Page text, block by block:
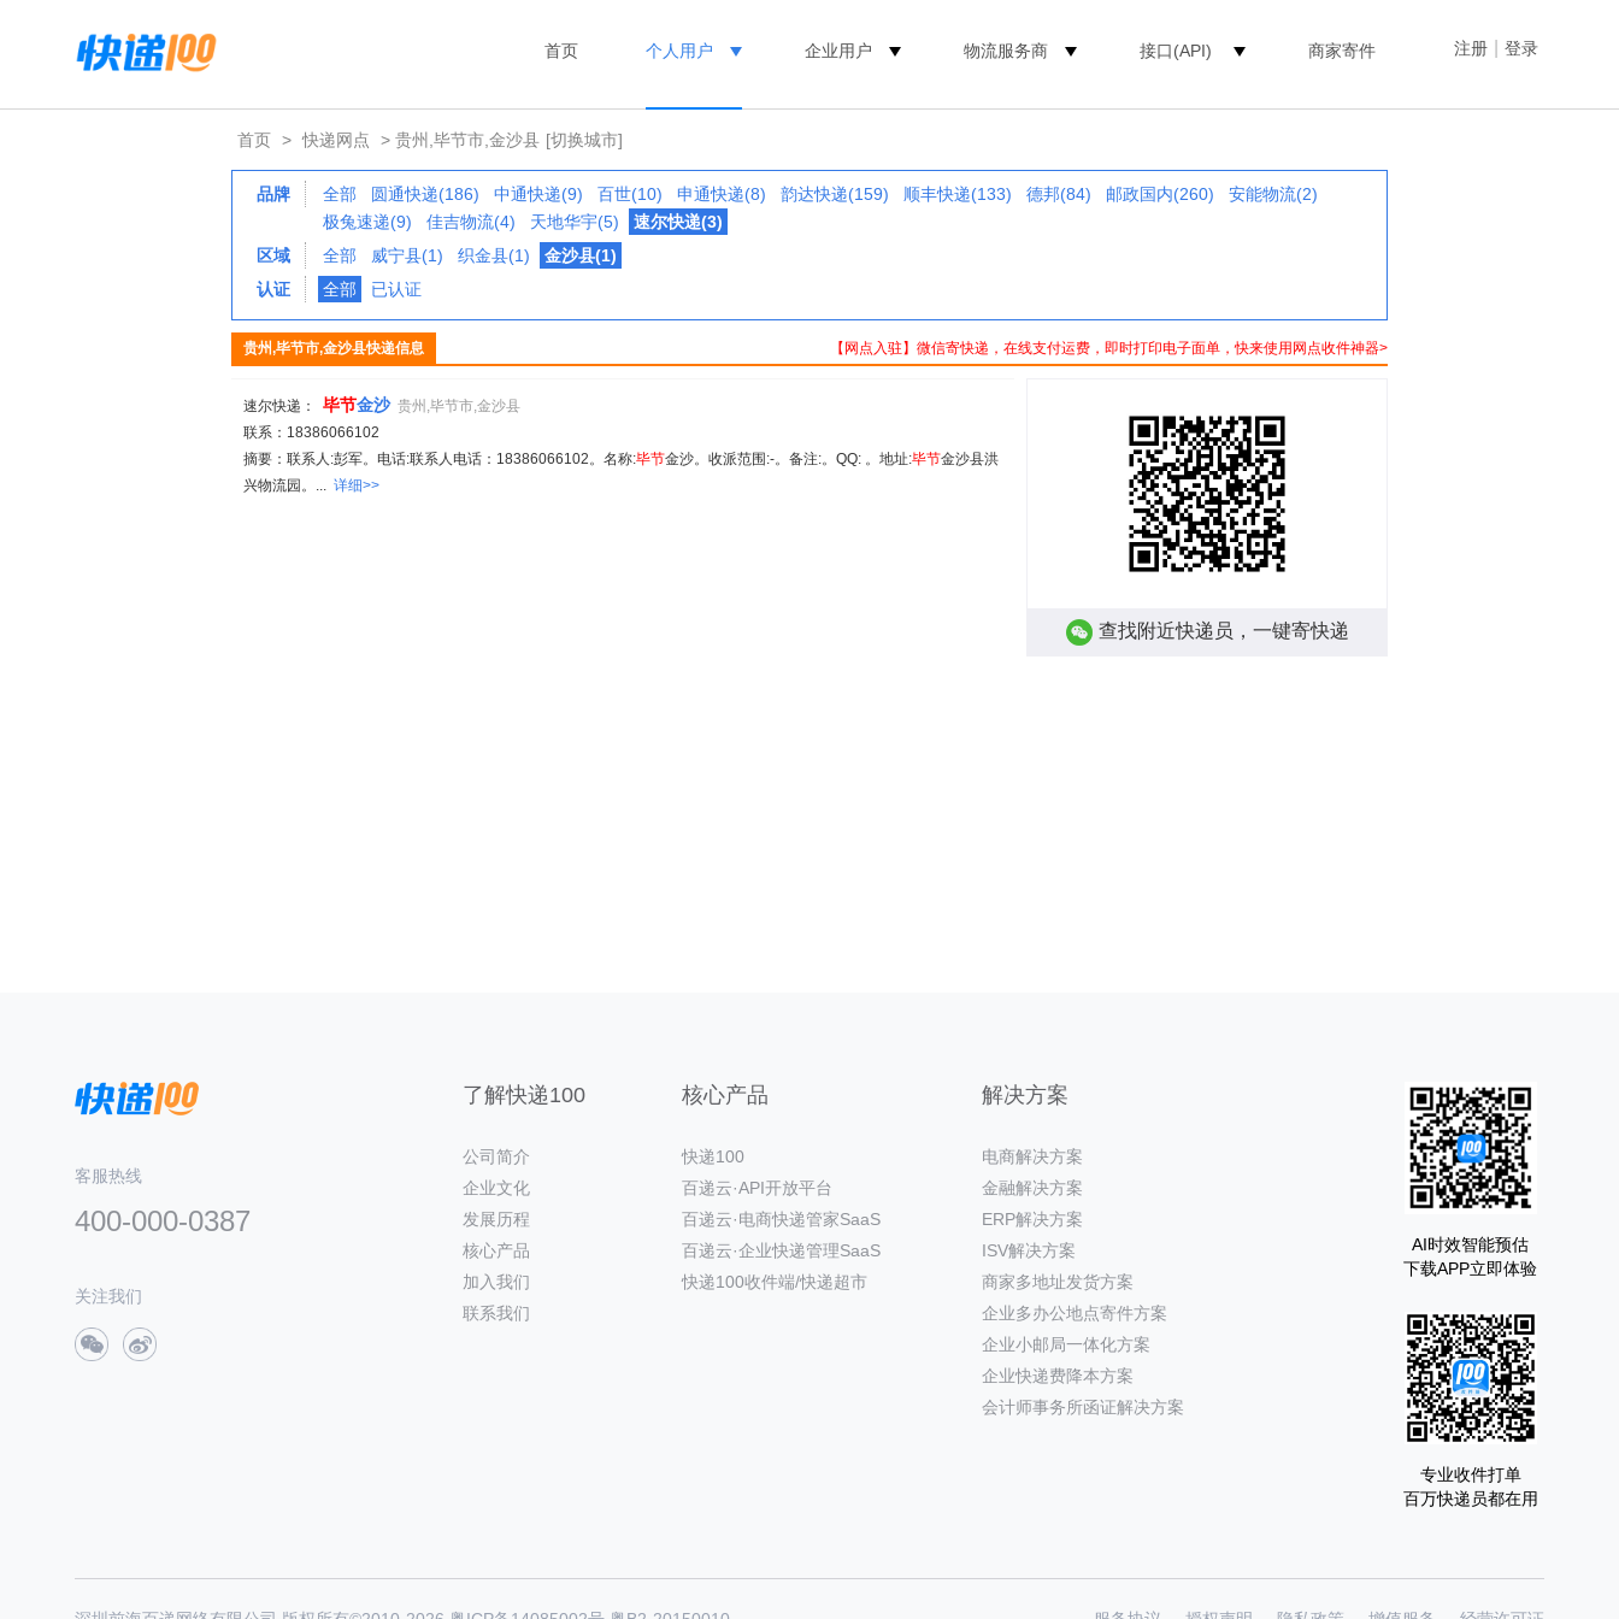
注册 登录
首页 个人用户 企业用户 物流服务商 接口(API) 商家寄件
首页 > 快递网点 > 贵州,毕节市,金沙县 [切换城市]
品牌 全部 圆通快递(186) 中通快递(9) 百世(10) 申通快递(8) 韵达快递(159) 顺丰快递(133) 德邦(84) 邮政国内(260)
安能物流(2)
极兔速递(9)
佳吉物流(4) 天地华宇(5)
速尔快递(3)
区域
全部 威宁县(1) 织金县(1)
金沙县(1)
认证
全部 已认证
【网点入驻】微信寄快递，在线支付运费，即时打印电子面单，快来使用网点收件神器>
贵州,毕节市,金沙县快递信息
速尔快递： 毕节金沙 贵州,毕节市,金沙县
联系：18386066102
摘要：联系人:彭军。电话:联系人电话：18386066102。名称:毕节金沙。收派范围:-。备注:。QQ: 。地址:毕节金沙县洪
兴物流园。... 详细>>
查找附近快递员，一键寄快递
客服热线
400-000-0387
关注我们
了解快递100
公司简介
企业文化
发展历程
核心产品
加入我们
联系我们
核心产品
快递100
百递云·API开放平台
百递云·电商快递管家SaaS
百递云·企业快递管理SaaS
快递100收件端/快递超市
解决方案
电商解决方案
金融解决方案
ERP解决方案
ISV解决方案
商家多地址发货方案
企业多办公地点寄件方案
企业小邮局一体化方案
企业快递费降本方案
会计师事务所函证解决方案
AI时效智能预估
下载APP立即体验
专业收件打单
百万快递员都在用